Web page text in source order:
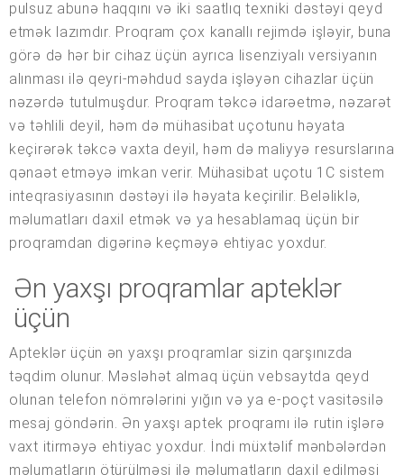
pulsuz abunə haqqını və iki saatlıq texniki dəstəyi qeyd
etmək lazımdır. Proqram çox kanallı rejimdə işləyir, buna
görə də hər bir cihaz üçün ayrıca lisenziyalı versiyanın
alınması ilə qeyri-məhdud sayda işləyən cihazlar üçün
nəzərdə tutulmuşdur. Proqram təkcə idarəetmə, nəzarət
və təhlili deyil, həm də mühasibat uçotunu həyata
keçirərək təkcə vaxta deyil, həm də maliyyə resurslarına
qənaət etməyə imkan verir. Mühasibat uçotu 1C sistem
inteqrasiyasının dəstəyi ilə həyata keçirilir. Beləliklə,
məlumatları daxil etmək və ya hesablamaq üçün bir
proqramdan digərinə keçməyə ehtiyac yoxdur.
Ən yaxşı proqramlar apteklər
üçün
Apteklər üçün ən yaxşı proqramlar sizin qarşınızda
təqdim olunur. Məsləhət almaq üçün vebsaytda qeyd
olunan telefon nömrələrini yığın və ya e-poçt vasitəsilə
mesaj göndərin. Ən yaxşı aptek proqramı ilə rutin işlərə
vaxt itirməyə ehtiyac yoxdur. İndi müxtəlif mənbələrdən
məlumatların ötürülməsi ilə məlumatların daxil edilməsi